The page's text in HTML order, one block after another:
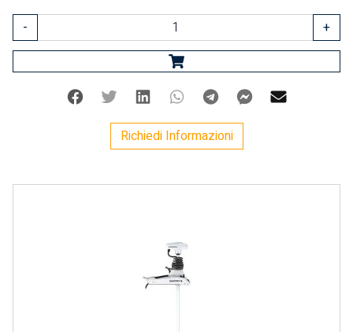
- +
Facebook
Twitter LinkedinWhatsappTelegramFacebook
Richiedi Informazioni